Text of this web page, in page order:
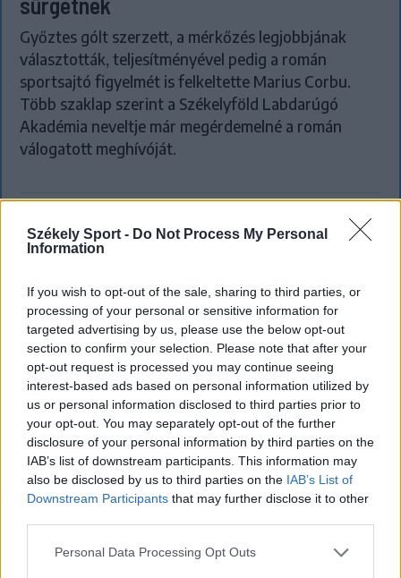
Székely Sport - Do Not Process My Personal
Information
If you wish to opt-out of the sale, sharing to third parties, or
processing of your personal or sensitive information for
targeted advertising by us, please use the below opt-out
section to confirm your selection. Please note that after your
opt-out request is processed you may continue seeing
interest-based ads based on personal information utilized by
us or personal information disclosed to third parties prior to
your opt-out. You may separately opt-out of the further
disclosure of your personal information by third parties on the
IAB’s list of downstream participants. This information may
also be disclosed by us to third parties on the IAB’s List of
Downstream Participants that may further disclose it to other
Personal Data Processing Opt Outs
Győztes gólt szerzett, a mérkőzés legjobbjának
választották, teljesítményével pedig a román
sportsajtó figyelmét is felkeltette Marius Corbu.
Több szaklap szerint a Székelyföld Labdarúgó
Akadémia neveltje már megérdemelné a román
válogatott meghívóját.
Szembementek a trenddel: a Sepsi OSK
és az FK Csíkszereda kilóg a sorból a